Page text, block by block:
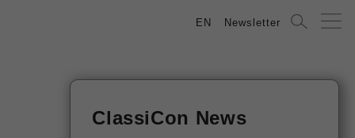
EN Newsletter
ClassiCon News